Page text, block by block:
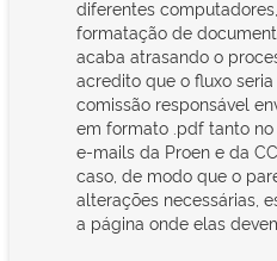
diferentes
formatação de
acaba atrasando o
acredito que o fluxo
comissão responsável
em formato .pdf tanto
e-mails da Proen e da
caso, de modo que o
alterações necessárias,
a página onde elas